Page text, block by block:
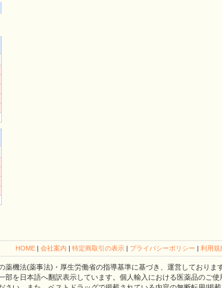
HOME | 会社案内 | 特定商取引の表示 | プライバシーポリシー | 利用規
機法(薬事法)・厚生労働省の指導基準に基づき、運営しておりま
部を日本語へ翻訳表示しています。個人輸入における医薬品のご